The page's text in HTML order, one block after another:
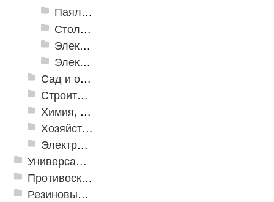
Паяльное оборудование
Столярно-слесарные инструменты
Электромонтажный инструмент
Электронные измерительные инструменты
Сад и огород
Строительная Химия и принадлежности
Химия, крепеж, СИЗ
Хозяйственные принадлежности
Электрика и свет
Универсальные модульные покрытия
Противоскользящая защита для лестниц, профили, ленты
Резиновые и ПВХ дорожки